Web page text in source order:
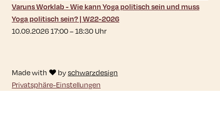
Varuns Worklab - Wie kann Yoga politisch sein und muss
Yoga politisch sein? | W22-2026
10.09.2026 17:00–18:30Uhr
Made with ♥ byschwarzdesign
Privatsphäre-Einstellungen